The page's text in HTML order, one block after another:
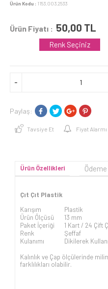
Ürün Kodu : 1153.003.2533
Ürün Fiyatı : 50,00 TL
Renk Seçiniz
Paylaş:
Tavsiye Et Fiyat Alarmı
Ürün Özellikleri
Çıt Çıt Plastik
Karışım
Plastik
Ürün Ölçüsü
13 mm
Paket İçeriği
1 Kart / 24 Çift
Renk
Şeffaf
Kulanımı
Dikilerek
Kalınlık ve Çap ölçülerinde
farklılıkları olabilir.